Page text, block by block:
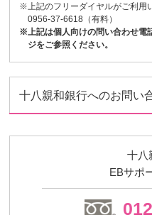
※上記のフリーダイヤルがご利用
0956-37-6618（有料）
※上記は個人向けの問い合わせ電
ジをご参照ください。
十八親和銀行へのお問い
十八
EBサポ